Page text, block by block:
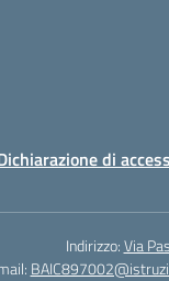
di
Indirizzo:Via